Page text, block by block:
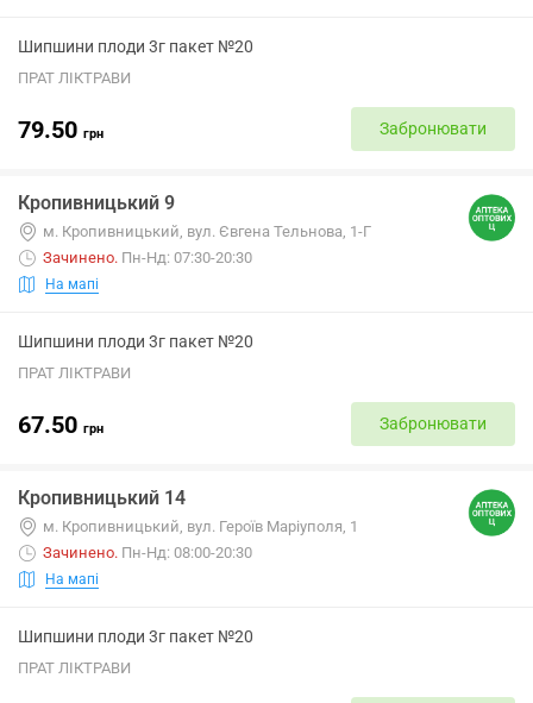
Шипшини плоди 3г пакет №20
ПРАТ ЛІКТРАВИ
79.50 грн Забронювати
Кропивницький 9
м. Кропивницький, вул. Євгена Тельнова, 1-Г
Зачинено. Пн-Нд: 07:30-20:30
На мапі
Шипшини плоди 3г пакет №20
ПРАТ ЛІКТРАВИ
67.50 грн Забронювати
Кропивницький 14
м. Кропивницький, вул. Героїв Маріуполя, 1
Зачинено. Пн-Нд: 08:00-20:30
На мапі
Шипшини плоди 3г пакет №20
ПРАТ ЛІКТРАВИ